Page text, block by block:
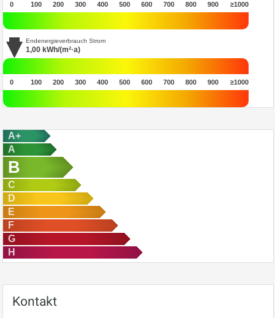
0 100 200 300 400 500 600 700 800 900 ≥1000
Endenergieverbrauch Strom
1,00 kWh/(m²·a)
0 100 200 300 400 500 600 700 800 900 ≥1000
A+
A
B
C
D
E
F
G
H
Kontakt